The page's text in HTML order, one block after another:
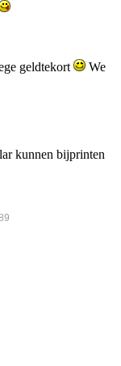
geldtekort
We
kunnen bijprinten